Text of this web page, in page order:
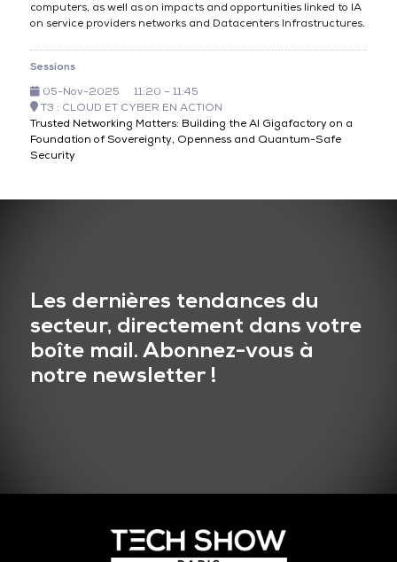
computers, as well as on impacts and opportunities linked to IA
on service providers networks and Datacenters Infrastructures.
Sessions
05-Nov-2025
11:20 – 11:45
T3 : CLOUD ET CYBER EN ACTION
Trusted Networking Matters: Building the AI Gigafactory on a
Foundation of Sovereignty, Openness and Quantum-Safe
Security
Les dernières tendances du
secteur, directement dans votre
boîte mail. Abonnez-vous à
notre newsletter !